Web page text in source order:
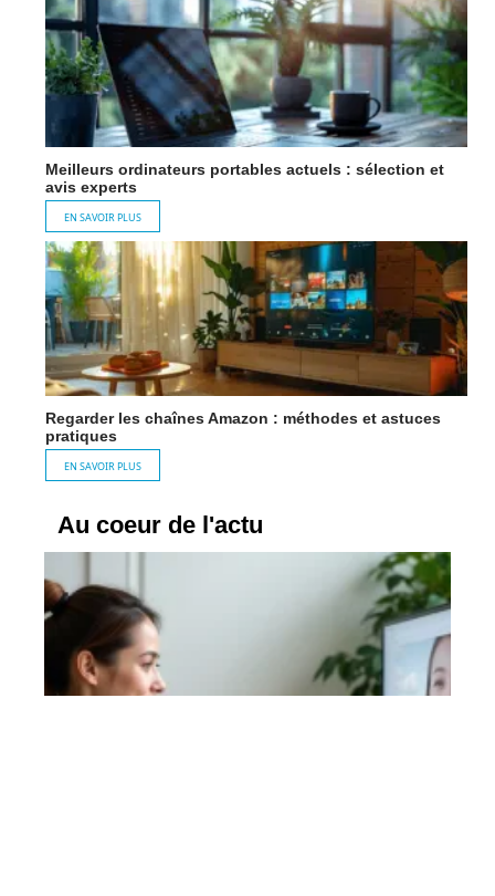
Meilleurs ordinateurs portables actuels : sélection et
avis experts
EN SAVOIR PLUS
Regarder les chaînes Amazon : méthodes et astuces
pratiques
EN SAVOIR PLUS
Au coeur de l'actu